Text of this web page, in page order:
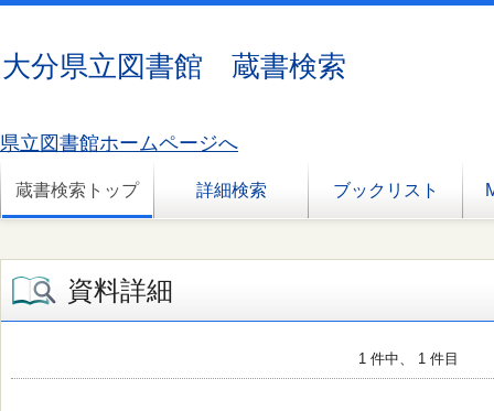
大分県立図書館 蔵書検索
県立図書館ホームページへ
蔵書検索トップ 詳細検索 ブックリスト
資料詳細
1 件中、 1 件目